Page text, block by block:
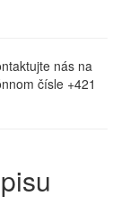
nás na
čísle +421